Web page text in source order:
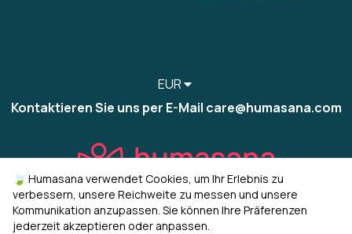
EUR
Kontaktieren Sie uns per E-Mail care@humasana.com
🍃 Humasana verwendet Cookies, um Ihr Erlebnis zu
verbessern, unsere Reichweite zu messen und unsere
Kommunikation anzupassen. Sie können Ihre Präferenzen
jederzeit akzeptieren oder anpassen.